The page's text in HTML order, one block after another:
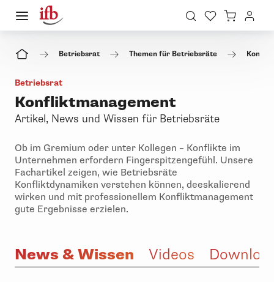
Betriebsrat Themen für Betriebsräte
Betriebsrat
Konfliktmanagement
Artikel, News und Wissen für Betriebsräte
Ob im Gremium oder unter Kollegen – Konflikte im
Unternehmen erfordern Fingerspitzengefühl. Unsere
Fachartikel zeigen, wie Betriebsräte
Konfliktdynamiken verstehen können, deeskalierend
wirken und mit professionellem Konfliktmanagement
gute Ergebnisse erzielen.
News & Wissen Videos